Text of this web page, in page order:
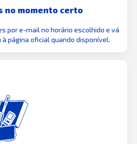
no momento certo
por e-mail no horário escolhido e vá
página oficial quando disponível.